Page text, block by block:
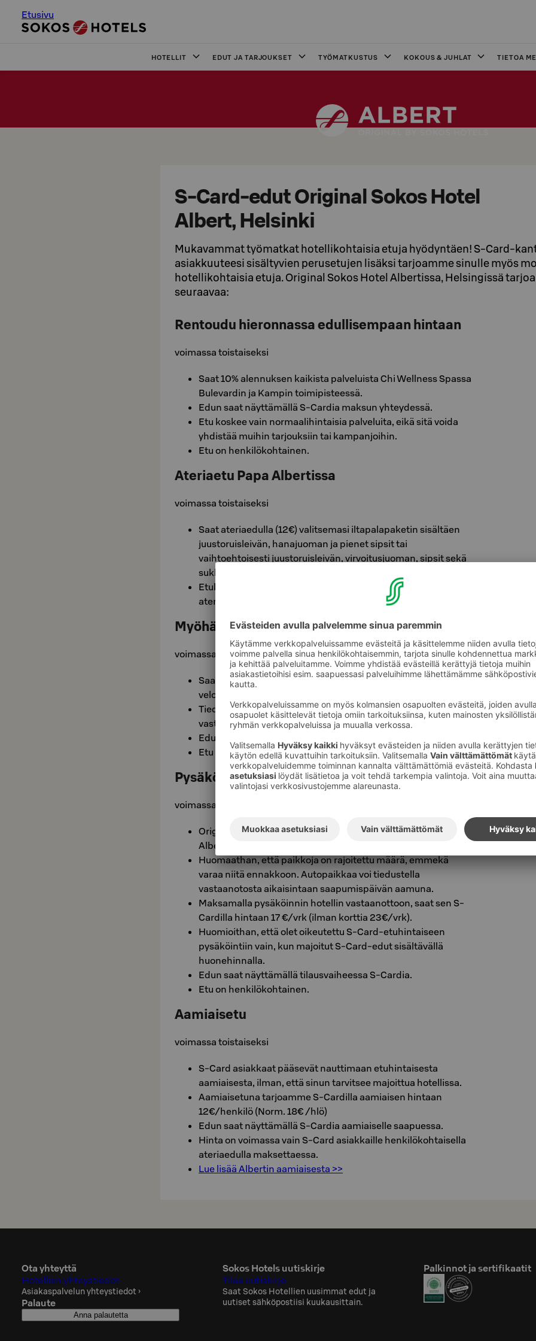
Etusivu
HOTELLIT EDUT JA TARJOUKSET TYÖMATKUSTUS KOKOUS & JUHLAT TIETOA
S-Card-edut Original Sokos Hotel
Albert, Helsinki
Mukavammat työmatkat hotellikohtaisia etuja hyödyntäen! S-Card-
asiakkuuteesi sisältyvien perusetujen lisäksi tarjoamme sinulle myös
hotellikohtaisia etuja. Original Sokos Hotel Albertissa, Helsingissä
seuraavaa:
Rentoudu hieronnassa edullisempaan hintaan
voimassa toistaiseksi
Saat 10% alennuksen kaikista palveluista Chi Wellness Spassa
Bulevardin ja Kampin toimipisteessä.
Edun saat näyttämällä S-Cardia maksun yhteydessä.
Etu koskee vain normaalihintaisia palveluita, eikä sitä voida
yhdistää muihin tarjouksiin tai kampanjoihin.
Etu on henkilökohtainen.
Ateriaetu Papa Albertissa
voimassa toistaiseksi
Saat ateriaedulla (12€) valitsemasi iltapalapaketin sisältäen
juustoruisleivän, hanajuoman ja pienet sipsit tai
vaihtoehtoisesti juustoruisleivän, virvoitusjuoman, sipsit sekä
suklaapatukan.
Etukohtaisen iltapalapaketin saat käyttämällä S-Cardin
ateriaedun tilausvaiheessa, etu on henkilökohtainen.
Myöhäinen huoneenluovutus
voimassa toistaiseksi
Saat S-Cardilla myöhäisen huoneenluovutuksen (klo 14)
veloituksetta hotellin varaustilanteen salliessa.
Tiedustele myöhäistä huoneenluovutusta paikan päällä
vastaanotosta.
Edun saat näyttämällä tilausvaiheessa S-Cardia.
Etu on henkilökohtainen.
Pysäköintietu 17€ /vrk
voimassa toistaiseksi
Original Sokos Hotel Albertissa majoittuessasi voit pysäköidä
Albertin omassa parkkihallissa.
Huomaathan, että paikkoja on rajoitettu määrä, emmekä
varaa niitä ennakkoon. Autopaikkaa voi tiedustella
vastaanotosta aikaisintaan saapumispäivän aamuna.
Maksamalla pysäköinnin hotellin vastaanottoon, saat sen S-
Cardilla hintaan 17 €/vrk (ilman korttia 23€/vrk).
Huomioithan, että olet oikeutettu S-Card-etuhintaiseen
pysäköintiin vain, kun majoitut S-Card-edut sisältävällä
huonehinnalla.
Edun saat näyttämällä tilausvaiheessa S-Cardia.
Etu on henkilökohtainen.
Aamiaisetu
voimassa toistaiseksi
S-Card asiakkaat pääsevät nauttimaan etuhintaisesta
aamiaisesta, ilman, että sinun tarvitsee majoittua hotellissa.
Aamiaisetuna tarjoamme S-Cardilla aamiaisen hintaan
12€/henkilö (Norm. 18€ /hlö)
Edun saat näyttämällä S-Cardia aamiaiselle saapuessa.
Hinta on voimassa vain S-Card asiakkaille henkilökohtaisella
ateriaedulla maksettaessa.
Lue lisää Albertin aamiaisesta >>
Ota yhteyttä
Hotellien yhteystiedot
Asiakaspalvelun yhteystiedot ›
Palaute
Anna palautetta
Sokos Hotels uutiskirje
Tilaa uutiskirje
Saat Sokos Hotellien uusimmat edut ja
uutiset sähköpostiisi kuukausittain.
Palkinnot ja sertifikaatit